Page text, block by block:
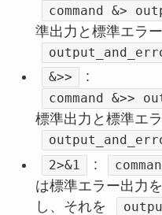
command &>
準出力と標準エラ
&>> :
command &>>
標準出力と標準エ
2>&1 :
は標準エラー出力
し、それを